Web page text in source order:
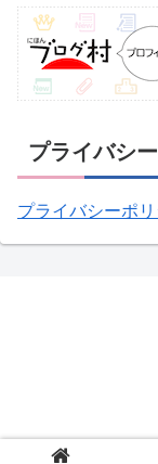
プライバシ
プライバシーポ